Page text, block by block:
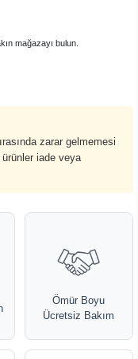
mağazayı bulun.
zarar gelmemesi
ürünler iade veya
Ömür Boyu
Ücretsiz Bakım